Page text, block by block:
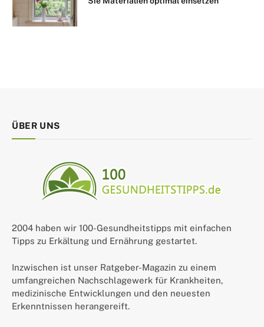
ÜBER UNS
2004 haben wir 100-Gesundheitstipps mit einfachen
Tipps zu Erkältung und Ernährung gestartet.
Inzwischen ist unser Ratgeber-Magazin zu einem
umfangreichen Nachschlagewerk für Krankheiten,
medizinische Entwicklungen und den neuesten
Erkenntnissen herangereift.